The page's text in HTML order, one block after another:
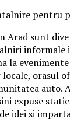
pentru
Arad sunt
informale
la
orasul
auto.
expuse
idei si